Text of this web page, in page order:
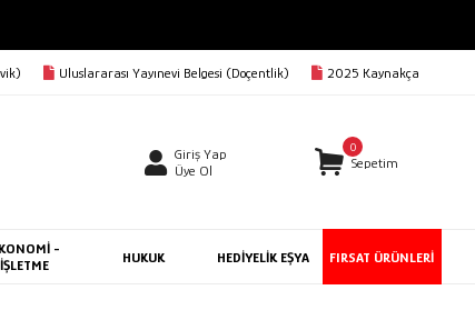
Uluslararası Yayınevi Belgesi (Doçentlik) 2025 Kaynakça
Giriş Yap
Üye Ol
0
Sepetim
-
İŞLETME
HUKUK HEDİYELİK EŞYA FIRSAT ÜRÜNLERİ